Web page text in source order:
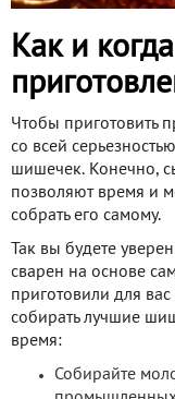
Как и
Чтобы приготовить
со всей
шишечек. Конечно,
позволяют время и
собрать его самому.
Так вы будете
сварен на основе
приготовили для
собирать лучшие
время:
Собирайте